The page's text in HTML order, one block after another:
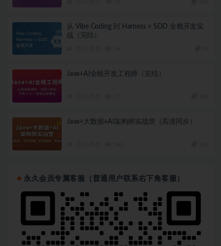
从 Vibe Coding 到 Harness × SDD 全栈开发实
战（完结）
Java+AI全栈开发工程师（完结）
Java+大数据+AI架构师实战营（高清同步）
永久会员专属客服（普通用户联系右下角客服）